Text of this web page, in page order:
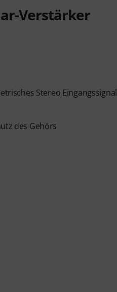
Verstärker
Stereo Eingangssignal
des Gehörs